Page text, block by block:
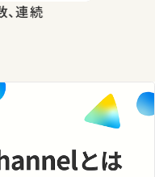
数、連続